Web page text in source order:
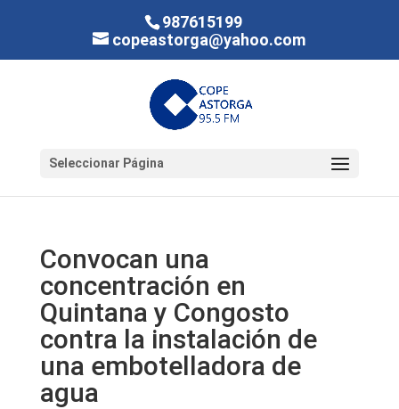
987615199
copeastorga@yahoo.com
Seleccionar Página
Convocan una
concentración en
Quintana y Congosto
contra la instalación de
una embotelladora de
agua